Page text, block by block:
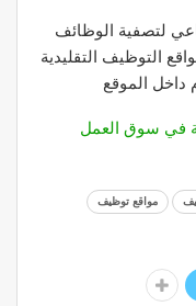
لتصفية الوظائف
التوظيف التقليدية
داخل الموقع
في سوق العمل
مواقع توظيف